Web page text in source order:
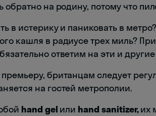
обратно на родину, потому что
в истерику и паниковать в
кашля в радиусе трех миль?
ответим на эти и
британцам следует
на гостей метрополии.
hand gel или hand sanitizer,их